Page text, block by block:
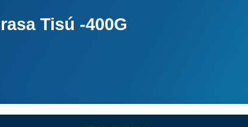
Tisú -400G